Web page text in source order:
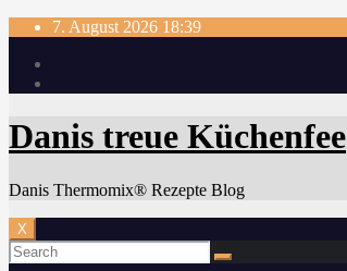
Skip
content
7. August 2026 18:39
Danis treue Küchenfee
Danis Thermomix® Rezepte Blog
X